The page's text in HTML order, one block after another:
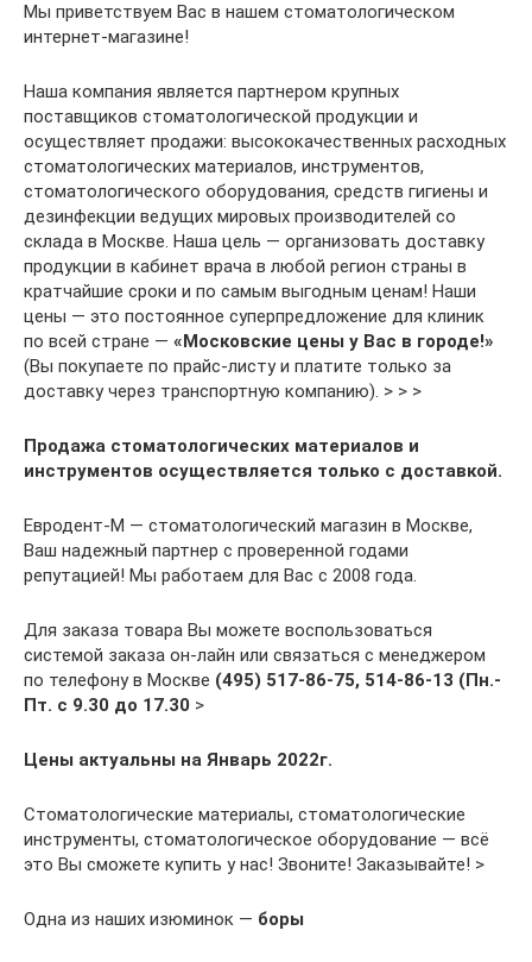
Мы приветствуем Вас в нашем стоматологическом
интернет-магазине!
Наша компания является партнером крупных
поставщиков стоматологической продукции и
осуществляет продажи: высококачественных расходных
стоматологических материалов, инструментов,
стоматологического оборудования, средств гигиены и
дезинфекции ведущих мировых производителей со
склада в Москве. Наша цель — организовать доставку
продукции в кабинет врача в любой регион страны в
кратчайшие сроки и по самым выгодным ценам! Наши
цены — это постоянное суперпредложение для клиник
по всей стране — «Московские цены у Вас в городе!»
(Вы покупаете по прайс-листу и платите только за
доставку через транспортную компанию). > > >
Продажа стоматологических материалов и
инструментов осуществляется только с доставкой.
Евродент-М — стоматологический магазин в Москве,
Ваш надежный партнер с проверенной годами
репутацией! Мы работаем для Bac с 2008 года.
Для заказа товара Вы можете воспользоваться
системой заказа он-лайн или связаться с менеджером
по телефону в Москве (495) 517-86-75, 514-86-13 (Пн.-
Пт. с 9.30 до 17.30 >
Цены актуальны на Январь 2022г.
Стоматологические материалы, стоматологические
инструменты, стоматологическое оборудование — всё
это Вы сможете купить у нас! Звоните! Заказывайте! >
Одна из наших изюминок — боры